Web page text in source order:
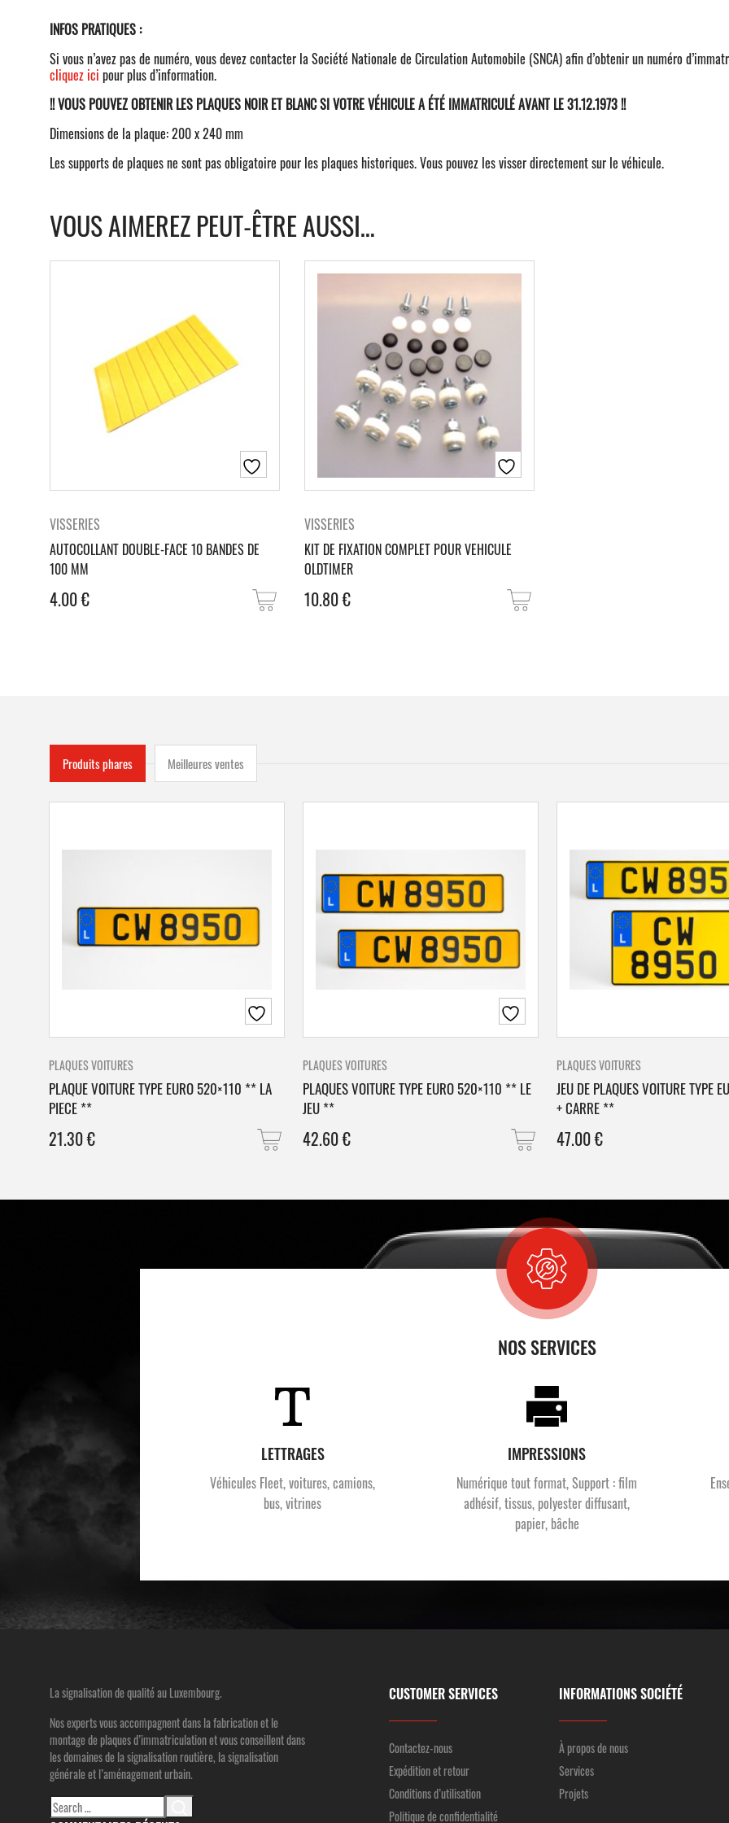
INFOS PRATIQUES :
Si vous n’avez pas de numéro, vous devez contacter la Société Nationale de Circulation Automobile (SNCA) afin d’obtenir un numéro
cliquez ici pour plus d’information.
!! VOUS POUVEZ OBTENIR LES PLAQUES NOIR ET BLANC SI VOTRE VÉHICULE A ÉTÉ IMMATRICULÉ AVANT LE 31.12.1973 !!
Dimensions de la plaque: 200 x 240 mm
Les supports de plaques ne sont pas obligatoire pour les plaques historiques. Vous pouvez les visser directement sur le véhicule.
VOUS AIMEREZ PEUT-ÊTRE AUSSI…
VISSERIES
AUTOCOLLANT DOUBLE-FACE 10 BANDES DE
100 MM
4.00€
VISSERIES
KIT DE FIXATION COMPLET POUR VEHICULE
OLDTIMER
10.80€
Produits phares Meilleures ventes
PLAQUES VOITURES
PLAQUE VOITURE TYPE EURO 520×110 ** LA
PIECE **
21.30€
PLAQUES VOITURES
PLAQUES VOITURE TYPE EURO 520×110 ** LE
JEU **
42.60€
PLAQUES VOITURES
JEU DE PLAQUES VOITURE TYPE
+ CARRE **
47.00€
NOS SERVICES
LETTRAGES
Véhicules Fleet, voitures, camions,
bus, vitrines
IMPRESSIONS
Numérique tout format, Support : film
adhésif, tissus, polyester diffusant,
papier, bâche
La signalisation de qualité au Luxembourg.
Nos experts vous accompagnent dans la fabrication et le
montage de plaques d’immatriculation et vous conseillent dans
les domaines de la signalisation routière, la signalisation
générale et l’aménagement urbain.
Search
CUSTOMER SERVICES
Contactez-nous
Expédition et retour
Conditions d’utilisation
Politique de confidentialité
INFORMATIONS SOCIÉTÉ
À propos de nous
Services
Projets